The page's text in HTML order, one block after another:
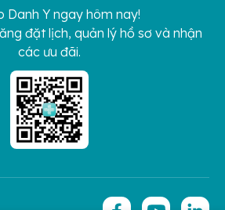
Danh Y ngay hôm nay!
đặt lịch, quản lý hồ sơ và nhận
các ưu đãi.